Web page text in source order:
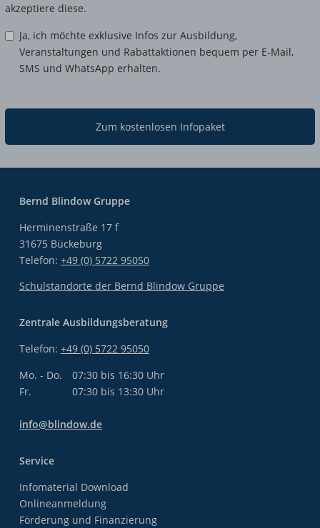
akzeptiere diese.
Ja, ich möchte exklusive Infos zur Ausbildung,
Veranstaltungen und Rabattaktionen bequem per E-Mail,
SMS und WhatsApp erhalten.
Zum kostenlosen Infopaket
Bernd Blindow Gruppe
Herminenstraße 17 f
31675 Bückeburg
Telefon: +49 (0) 5722 95050
Schulstandorte der Bernd Blindow Gruppe
Zentrale Ausbildungsberatung
Telefon: +49 (0) 5722 95050
Mo. - Do.
07:30 bis 16:30 Uhr
Fr.
07:30 bis 13:30 Uhr
info@blindow.de
Service
Infomaterial Download
Onlineanmeldung
Förderung und Finanzierung